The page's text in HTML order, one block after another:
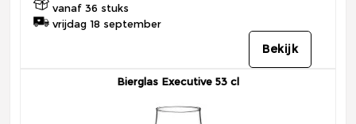
vanaf 36 stuks
vrijdag 18 september
Bekijk
Bierglas Executive 53 cl